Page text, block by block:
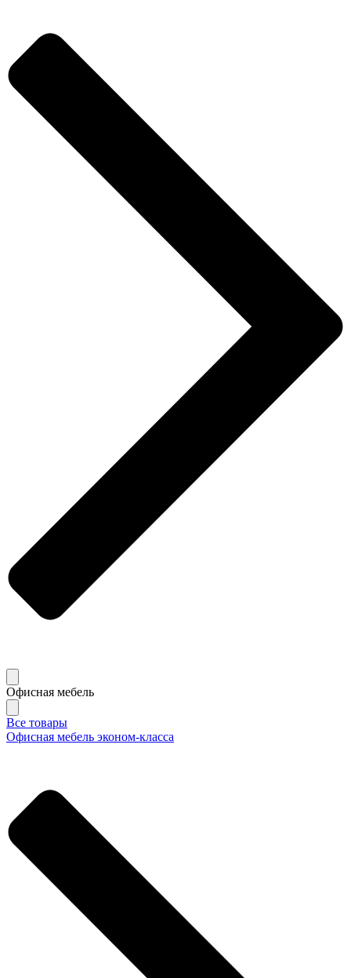
Офисная мебель
Все товары
Офисная мебель эконом-класса